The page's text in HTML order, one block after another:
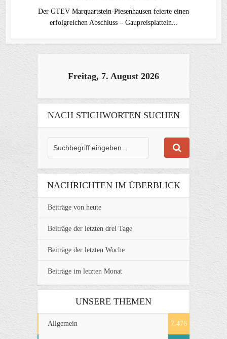
Der GTEV Marquartstein-Piesenhausen feierte einen
erfolgreichen Abschluss – Gaupreisplatteln...
Freitag, 7. August 2026
NACH STICHWORTEN SUCHEN
NACHRICHTEN IM ÜBERBLICK
Beiträge von heute
Beiträge der letzten drei Tage
Beiträge der letzten Woche
Beiträge im letzten Monat
UNSERE THEMEN
Allgemein 7.476